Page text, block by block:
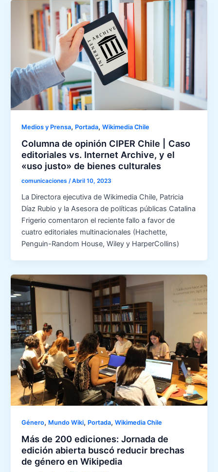
Medios y Prensa, Portada,Wikimedia Chile
Columna de opinión CIPER Chile | Caso
editoriales vs. Internet Archive, y el
«uso justo» de bienes culturales
comunicaciones/Abril 10, 2023
La Directora ejecutiva de Wikimedia Chile, Patricia
Díaz Rubio y la Asesora de políticas públicas Catalina
Frigerio comentaron el reciente fallo a favor de
cuatro editoriales multinacionales (Hachette,
Penguin-Random House, Wiley y HarperCollins)
Género, Mundo Wiki, Portada,Wikimedia Chile
Más de 200 ediciones: Jornada de
edición abierta buscó reducir brechas
de género en Wikipedia